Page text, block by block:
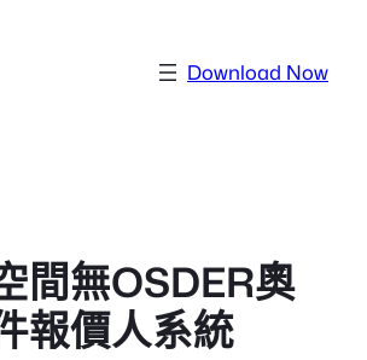
Download Now
間無OSDER奧
報價人系統